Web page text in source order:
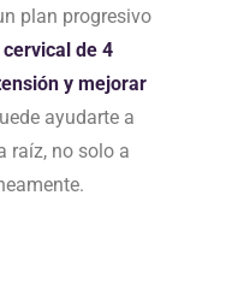
plan progresivo
de 4
y mejorar
ayudarte a
raíz, no solo a